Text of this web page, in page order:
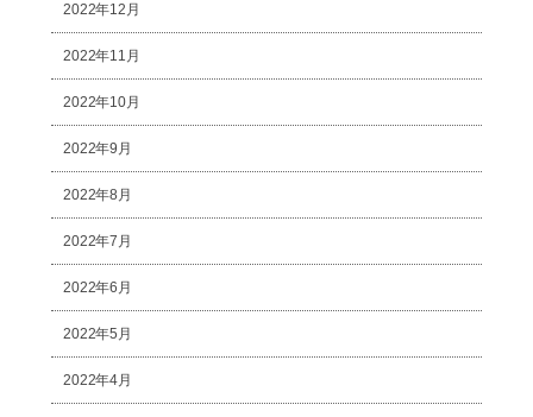
2022年12月
2022年11月
2022年10月
2022年9月
2022年8月
2022年7月
2022年6月
2022年5月
2022年4月